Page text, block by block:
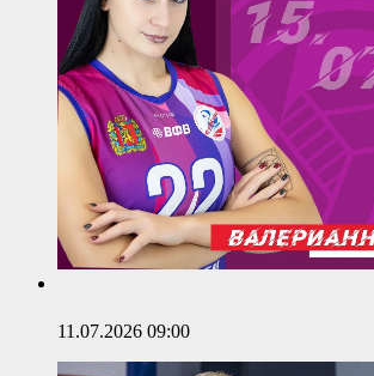
11.07.2026 09:00